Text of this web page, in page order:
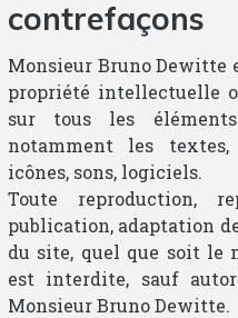
contrefaçons
Monsieur Bruno Dewitte
propriété intellectuelle
sur tous les
notamment les textes,
icônes, sons, logiciels.
Toute reproduction,
publication, adaptation
du site, quel que soit le
est interdite, sauf
Monsieur Bruno Dewitte.